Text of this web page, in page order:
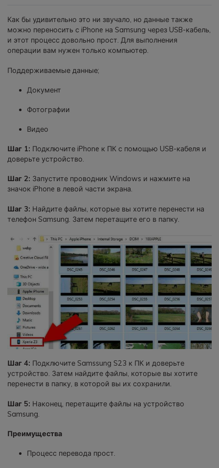
Как бы удивительно это ни звучало, но данные также
можно переносить с iPhone на Samsung через USB-кабель,
и этот процесс довольно прост. Для выполнения
операции вам нужен только компьютер.
Поддерживаемые данные;
Документ
Фотографии
Видео
Шаг 1: Подключите iPhone к ПК с помощью USB-кабеля и
доверьте устройство.
Шаг 2: Запустите проводник Windows и нажмите на
значок iPhone в левой части экрана.
Шаг 3: Найдите файлы, которые вы хотите перенести на
телефон Samsung. Затем перетащите его в папку.
Шаг 4: Подключите Samssung S23 к ПК и доверьте
устройство. Затем найдите файлы, которые вы хотите
перенести в папку, в которой вы их сохранили.
Шаг 5: Наконец, перетащите файлы на устройство
Samsung.
Преимущества
Процесс перевода прост.